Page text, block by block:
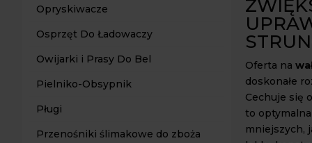
Opryskiwacze
Osprzęt Do Ładowaczy
Owijarki i Prasy Do Bel
Pielniko-Obsypnik
Pługi
Przenośniki ślimakowe do zboża
Oferta na
doskonałe
Cechuje się
to
mniejszych,